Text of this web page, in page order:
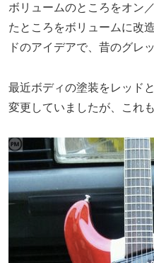
ボリュームのところをオン
たところをボリュームに改
ドのアイデアで、昔のグレ
最近ボディの塗装をレッド
変更していましたが、これ